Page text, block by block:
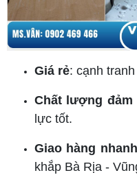
Giá rẻ: cạnh
Chất lượng đảm
lực tốt.
Giao hàng nhanh
khắp Bà Rịa -